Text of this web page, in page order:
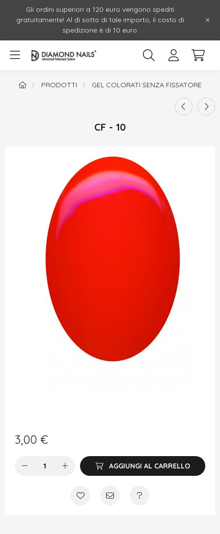
Gli ordini superiori a 120 euro vengono spediti
gratuitamente! Al di sotto di tale importo, il costo di
spedizione è di 10 euro.
PRODOTTI GEL COLORATI SENZA FISSATORE
CF - 10
3,00 €
AGGIUNGI AL CARRELLO